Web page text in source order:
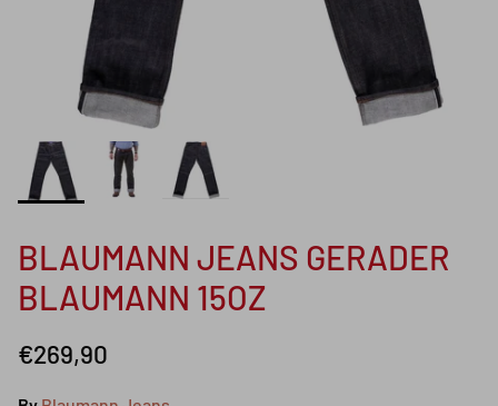
BLAUMANN JEANS GERADER
BLAUMANN 15OZ
€269,90